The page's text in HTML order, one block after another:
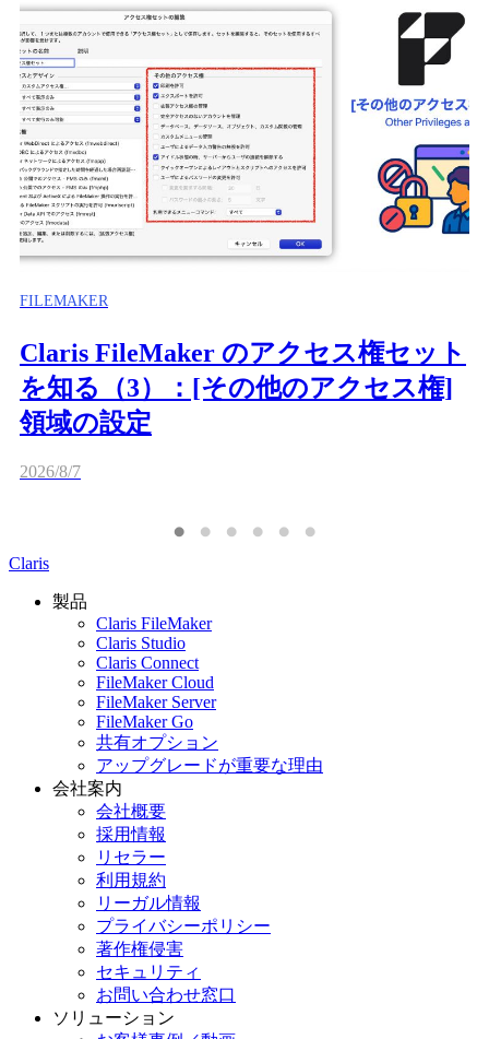
FILEMAKER
Claris FileMaker のアクセス権セット
を知る（3）：[その他のアクセス権]
領域の設定
2026/8/7
Claris
製品
Claris FileMaker
Claris Studio
Claris Connect
FileMaker Cloud
FileMaker Server
FileMaker Go
共有オプション
アップグレードが重要な理由
会社案内
会社概要
採用情報
リセラー
利用規約
リーガル情報
プライバシーポリシー
著作権侵害
セキュリティ
お問い合わせ窓口
ソリューション